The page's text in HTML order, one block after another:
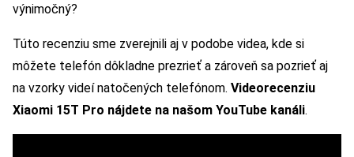
výnimočný?
Túto recenziu sme zverejnili aj v podobe videa, kde si
môžete telefón dôkladne prezrieť a zároveň sa pozrieť aj
na vzorky videí natočených telefónom. Videorecenziu
Xiaomi 15T Pro nájdete na našom YouTube kanáli.